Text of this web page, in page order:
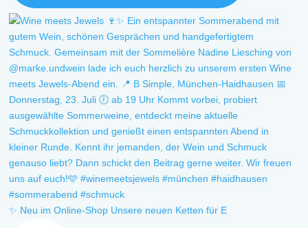
✨ Neu im Online-Shop Unsere neuen Ketten für E